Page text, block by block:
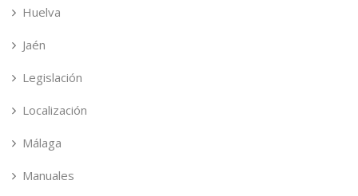
Huelva
Jaén
Legislación
Localización
Málaga
Manuales